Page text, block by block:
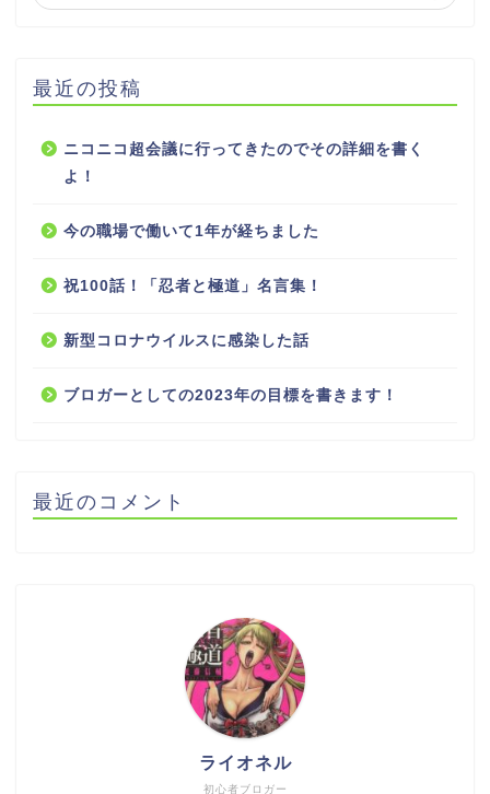
最近の投稿
ニコニコ超会議に行ってきたのでその詳細を書く
よ！
今の職場で働いて1年が経ちました
祝100話！「忍者と極道」名言集！
新型コロナウイルスに感染した話
ブロガーとしての2023年の目標を書きます！
最近のコメント
初心者ブロガー
ライオネル